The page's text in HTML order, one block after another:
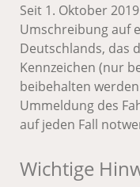
Seit 1. Oktober
Umschreibung auf
Deutschlands, das
Kennzeichen (nur
beibehalten
Ummeldung des
auf jeden Fall
Wichtige